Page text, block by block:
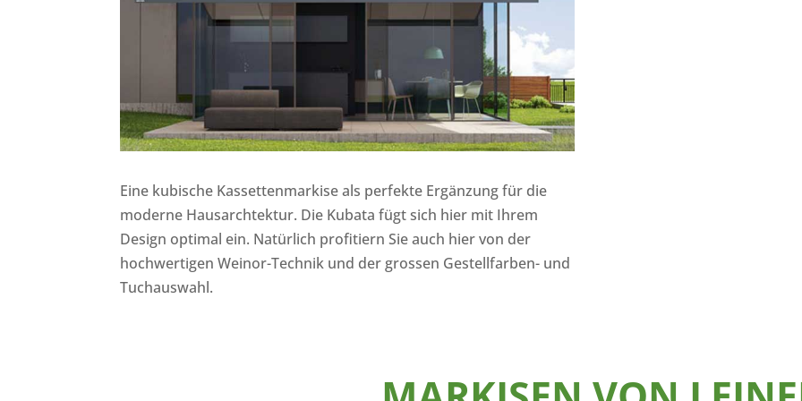
Eine kubische Kassettenmarkise als perfekte Ergänzung für die
moderne Hausarchtektur. Die Kubata fügt sich hier mit Ihrem
Design optimal ein. Natürlich profitiern Sie auch hier von der
hochwertigen Weinor-Technik und der grossen Gestellfarben- und
Tuchauswahl.